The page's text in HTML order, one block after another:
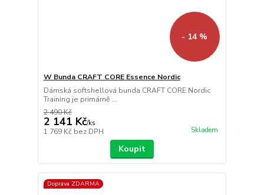
- 14 %
W Bunda CRAFT CORE Essence Nordic
Dámská softshellová bunda CRAFT CORE Nordic
Training je primárně ...
2 490 Kč
2 141 Kč/ks
1 769 Kč bez DPH Skladem
Koupit
Doprava ZDARMA